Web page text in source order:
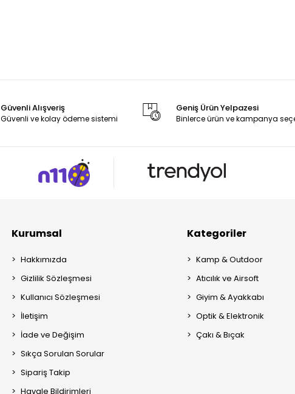
Güvenli Alışveriş
Güvenli ve kolay ödeme sistemi
Geniş Ürün Yelpazesi
Binlerce ürün ve kampanya
Kurumsal
Hakkımızda
Gizlilik Sözleşmesi
Kullanıcı Sözleşmesi
İletişim
İade ve Değişim
Sıkça Sorulan Sorular
Sipariş Takip
Havale Bildirimleri
Kategoriler
Kamp & Outdoor
Atıcılık ve Airsoft
Giyim & Ayakkabı
Optik & Elektronik
Çakı & Bıçak